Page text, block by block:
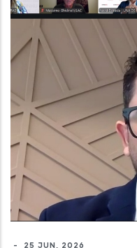
- 25 JUN, 2026